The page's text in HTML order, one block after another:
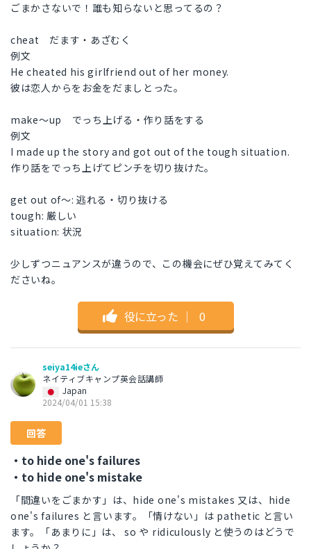
ごまかさないで！誰も知らないと思ってるの？
cheat だます・あざむく
例文
He cheated his girlfriend out of her money.
彼は恋人からをお金をだましとった。
make〜up でっち上げる・作り話をする
例文
I made up the story and got out of the tough situation.
作り話をでっち上げてピンチを切り抜けた。
get out of〜: 逃れる・切り抜ける
tough: 厳しい
situation: 状況
少しずつニュアンスが違うので、この機会にぜひ覚えてみてく
ださいね。
役に立った ｜ 0
seiya14ieさん
ネイティブキャンプ英会話講師
Japan
2024/04/01 15:38
回答
・to hide one's failures
・to hide one's mistake
「間違いをごまかす」は、hide one's mistakes 又は、hide
one's failures と言います。「情けない」は pathetic と言い
ます。「あまりに」は、 so や ridiculously と使うのはどうで